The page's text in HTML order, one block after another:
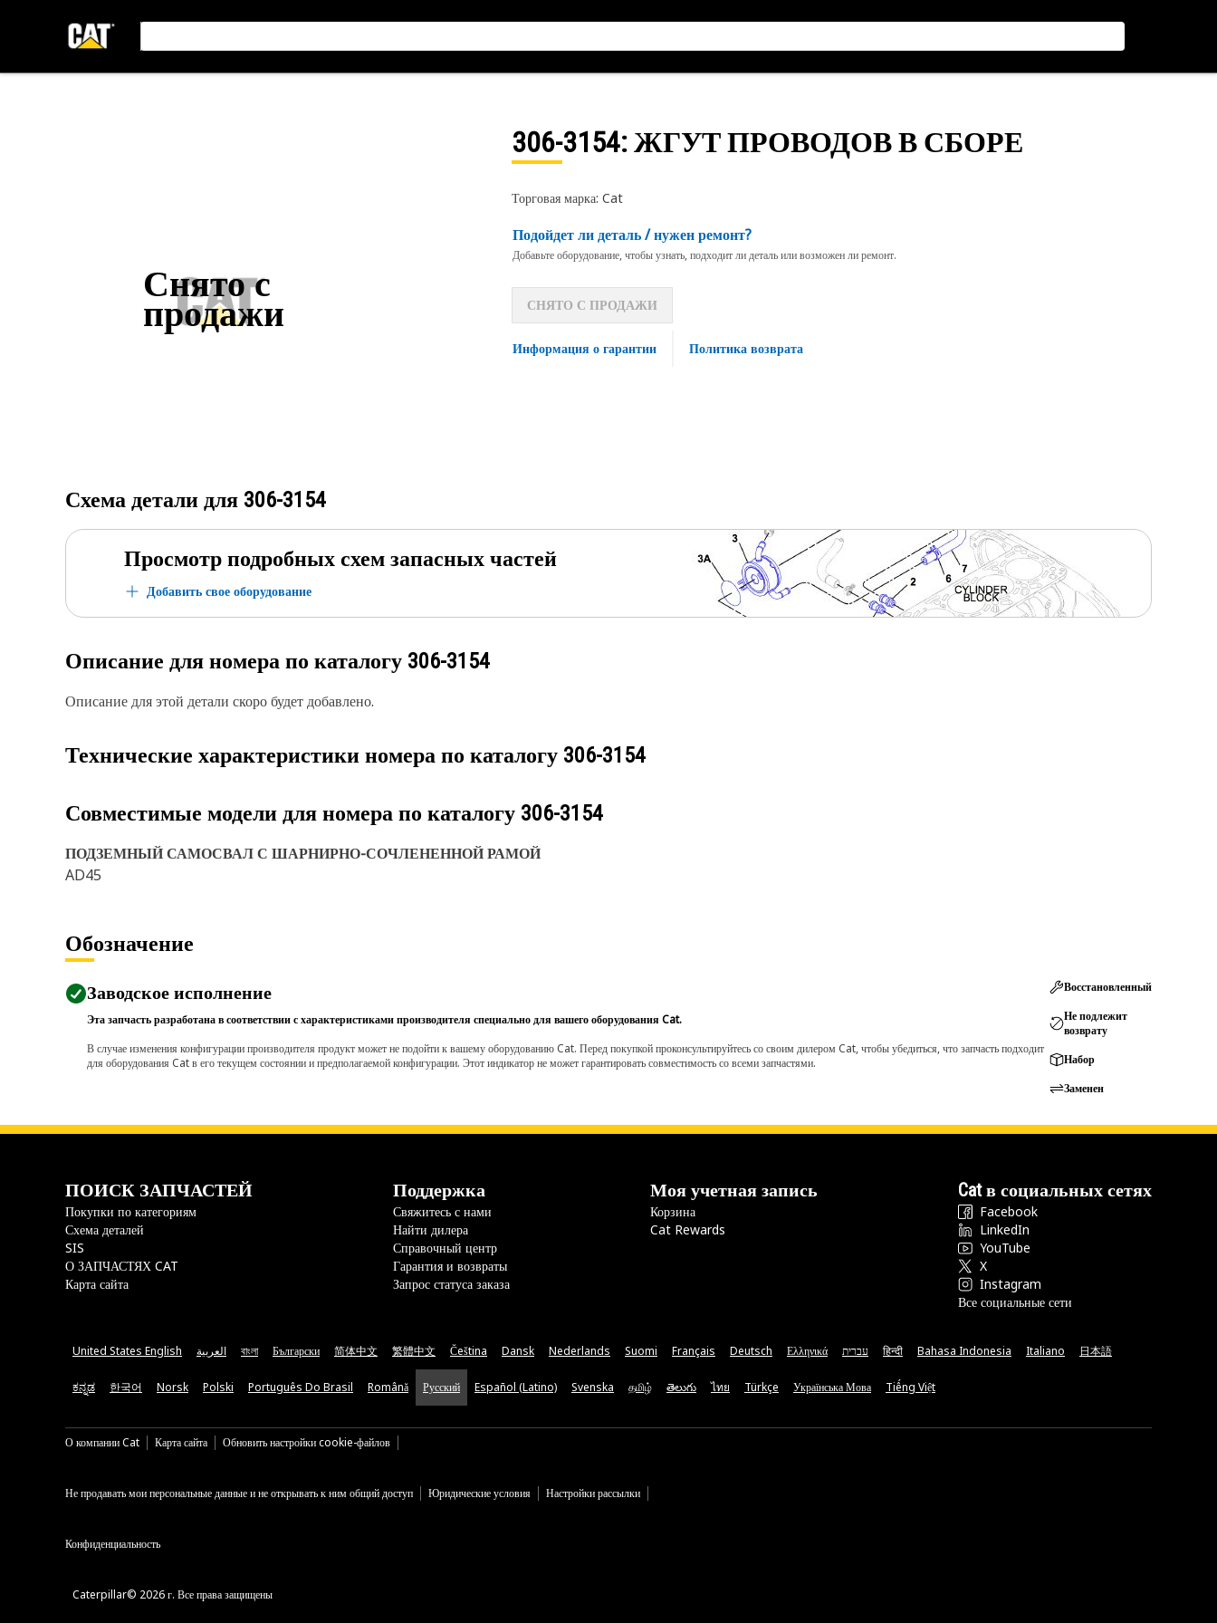
Снято с
продажи
306-3154: ЖГУТ ПРОВОДОВ В СБОРЕ
Торговая марка: Cat
Подойдет ли деталь / нужен ремонт?
Добавьте оборудование, чтобы узнать, подходит ли деталь или возможен ли ремонт.
СНЯТО С ПРОДАЖИ
Информация о гарантии Политика возврата
Схема детали для 306-3154
Просмотр подробных схем запасных частей
Добавить свое оборудование
Описание для номера по каталогу 306-3154
Описание для этой детали скоро будет добавлено.
Технические характеристики номера по каталогу 306-3154
Совместимые модели для номера по каталогу 306-3154
ПОДЗЕМНЫЙ САМОСВАЛ С ШАРНИРНО-СОЧЛЕНЕННОЙ РАМОЙ
AD45
Обозначение
Заводское исполнение
Эта запчасть разработана в соответствии с характеристиками производителя специально для вашего оборудования Cat.
В случае изменения конфигурации производителя продукт может не подойти к вашему оборудованию Cat. Перед покупкой проконсультируйтесь со своим дилером Cat, чтобы убедиться, что запчасть подходит
для оборудования Cat в его текущем состоянии и предполагаемой конфигурации. Этот индикатор не может гарантировать совместимость со всеми запчастями.
Восстановленный
Не подлежит
возврату
Набор
Заменен
ПОИСК ЗАПЧАСТЕЙ
Покупки по категориям
Схема деталей
SIS
О ЗАПЧАСТЯХ CAT
Карта сайта
Поддержка
Свяжитесь с нами
Найти дилера
Справочный центр
Гарантия и возвраты
Запрос статуса заказа
Моя учетная запись
Корзина
Cat Rewards
Cat в социальных сетях
Facebook
LinkedIn
YouTube
X
Instagram
Все социальные сети
United States English العربية বাংলা Български 简体中文 繁體中文 Čeština Dansk Nederlands Suomi Français Deutsch Ελληνικά עברית हिन्दी Bahasa Indonesia Italiano 日本語
ಕನ್ನಡ 한국어 Norsk Polski Português Do Brasil Română Русский Español (Latino) Svenska தமிழ் తెలుగు ไทย Türkçe Українська Мова Tiếng Việt
О компании Cat Карта сайта Обновить настройки cookie-файлов
Не продавать мои персональные данные и не открывать к ним общий доступ Юридические условия Настройки рассылки
Конфиденциальность
Caterpillar© 2026 г. Все права защищены